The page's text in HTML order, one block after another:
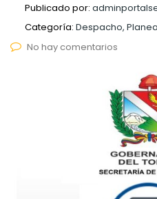
Publicado por:
Categoría: Despacho,
No hay comentarios